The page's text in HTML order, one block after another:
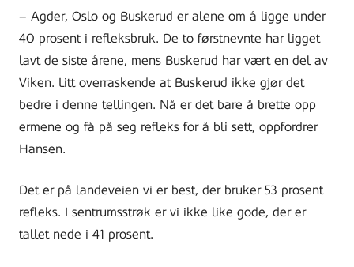
– Agder, Oslo og Buskerud er alene om å ligge under
40 prosent i refleksbruk. De to førstnevnte har ligget
lavt de siste årene, mens Buskerud har vært en del av
Viken. Litt overraskende at Buskerud ikke gjør det
bedre i denne tellingen. Nå er det bare å brette opp
ermene og få på seg refleks for å bli sett, oppfordrer
Hansen.
Det er på landeveien vi er best, der bruker 53 prosent
refleks. I sentrumsstrøk er vi ikke like gode, der er
tallet nede i 41 prosent.